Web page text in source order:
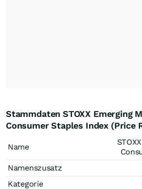
Stammdaten STOXX Emerging
Consumer Staples Index (Price
Name
Namenszusatz
Kategorie